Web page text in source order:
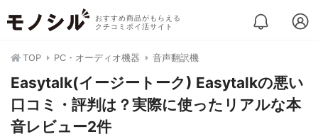
おすすめ商品がもらえる
クチコミポイ活サイト
TOP PC・オーディオ機器 音声翻訳機
Easytalk(イージートーク) Easytalkの悪い
口コミ・評判は？実際に使ったリアルな本
音レビュー2件